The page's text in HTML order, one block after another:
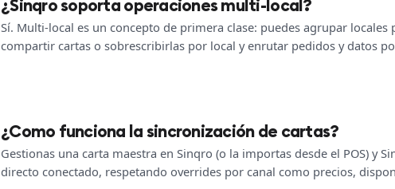
¿Sinqro soporta operaciones multi-local?
Sí. Multi-local es un concepto de primera clase: puedes agrupar
compartir cartas o sobrescribirlas por local y enrutar pedidos y datos
¿Como funciona la sincronización de cartas?
Gestionas una carta maestra en Sinqro (o la importas desde el POS) y
directo conectado, respetando overrides por canal como precios,